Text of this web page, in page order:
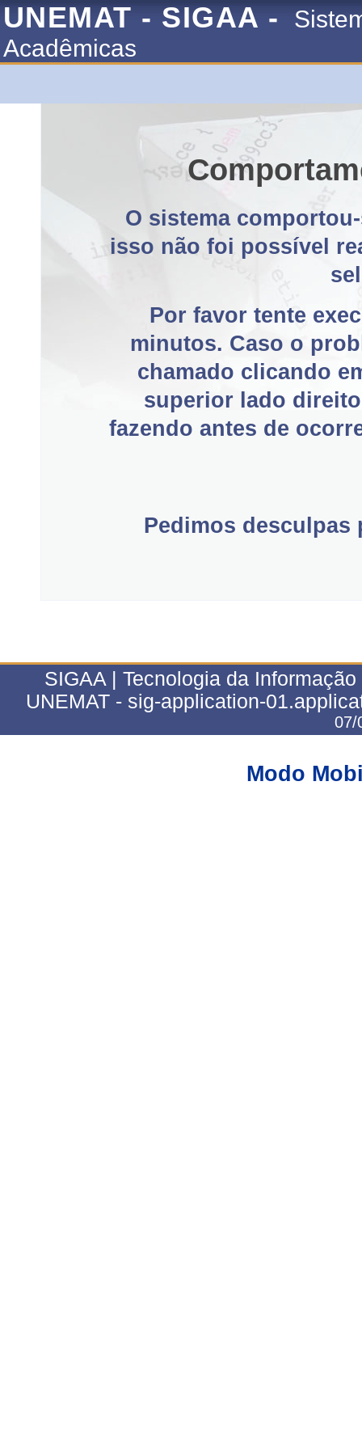
UNEMAT - SIGAA -
Acadêmicas
O sistema
isso não foi possível
Por favor tente
minutos. Caso o
chamado clicando
superior lado
fazendo antes de
Pedimos
SIGAA | Tecnologia da
UNEMAT - sig-application-
07/
Modo